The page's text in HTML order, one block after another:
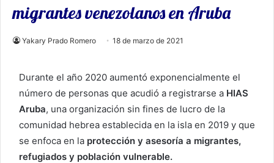
migrantes venezolanos en Aruba
Yakary Prado Romero 18 de marzo de 2021
Durante el año 2020 aumentó exponencialmente el
número de personas que acudió a registrarse a HIAS
Aruba, una organización sin fines de lucro de la
comunidad hebrea establecida en la isla en 2019 y que
se enfoca en la protección y asesoría a migrantes,
refugiados y población vulnerable.